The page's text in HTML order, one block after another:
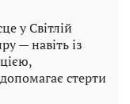
у Світлій
— навіть із
стерти